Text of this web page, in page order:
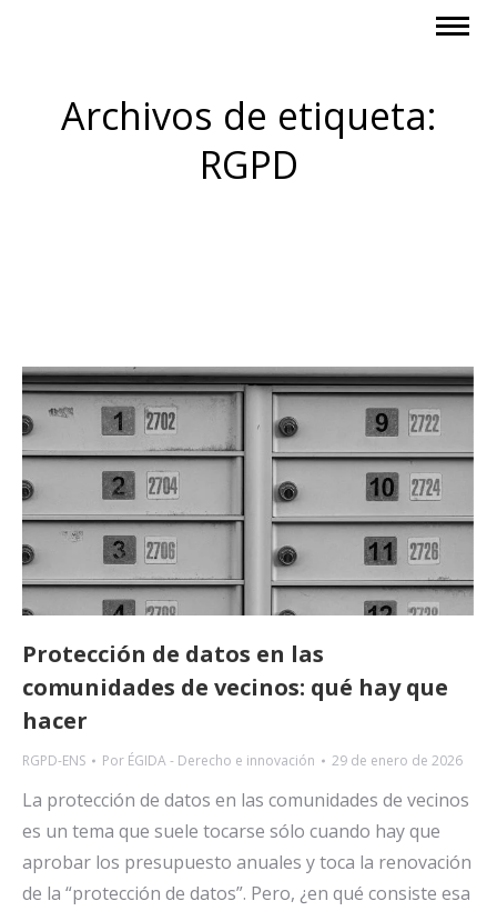
Archivos de etiqueta:
RGPD
Protección de datos en las
comunidades de vecinos: qué hay que
hacer
RGPD-ENS Por ÉGIDA - Derecho e innovación 29 de enero de 2026
La protección de datos en las comunidades de vecinos
es un tema que suele tocarse sólo cuando hay que
aprobar los presupuesto anuales y toca la renovación
de la “protección de datos”. Pero, ¿en qué consiste esa